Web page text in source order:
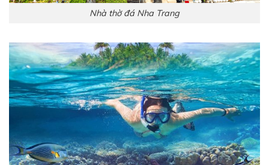
Nhà thờ đá Nha Trang